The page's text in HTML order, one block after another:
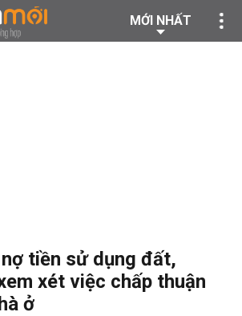
MỚI NHẤT
tiền sử dụng đất,
xét việc chấp thuận
ở